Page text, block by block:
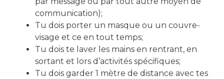
PRÉCÉDENT
Semaine de relâche 2022 🤪
SUIVANT
Nintendo Switch 🎮
communication);
Tu dois porter un masque ou un couvre-
visage et ce en tout temps;
Tu dois te laver les mains en rentrant, en
sortant et lors d’activités spécifiques;
Tu dois garder 1 mètre de distance avec tes